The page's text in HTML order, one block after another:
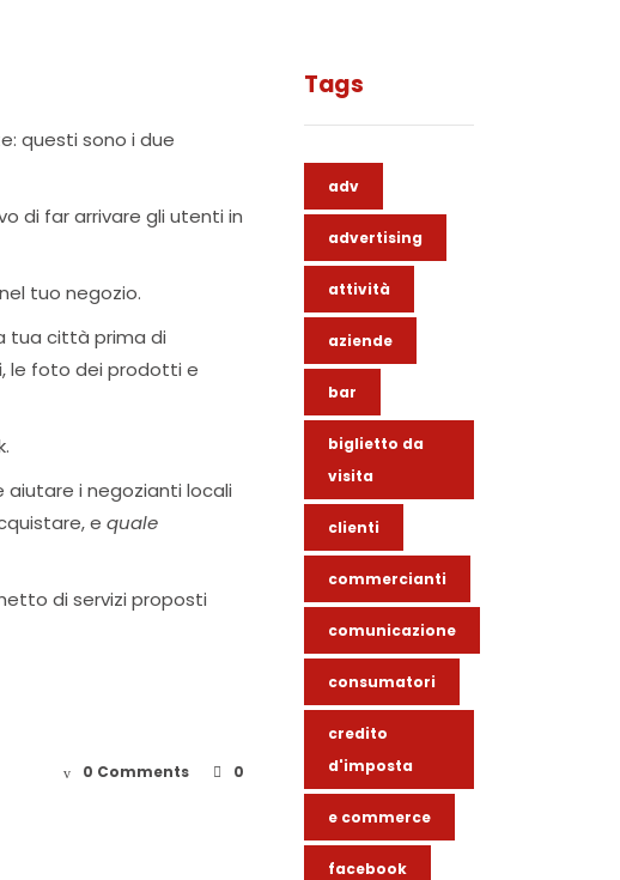
questi sono i due
di far arrivare gli utenti in
tuo negozio.
tua città prima di
le foto dei prodotti e
aiutare i negozianti locali
e quale
di servizi proposti
0 Comments 0
Tags
adv
advertising
attività
aziende
bar
biglietto da
visita
clienti
commercianti
comunicazione
consumatori
credito
d'imposta
e commerce
facebook